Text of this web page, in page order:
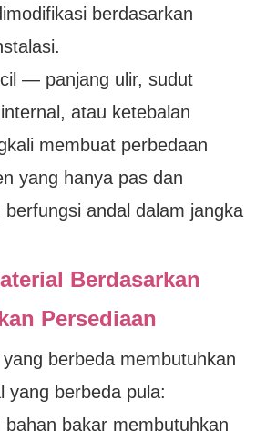
berdasarkan
— panjang ulir, sudut
atau ketebalan
membuat perbedaan
yang hanya pas dan
berfungsi andal dalam jangka
Berdasarkan
Persediaan
berbeda membutuhkan
yang berbeda pula:
bahan bakar membutuhkan